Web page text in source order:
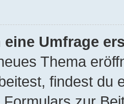
eine Umfrage
Thema
findest du